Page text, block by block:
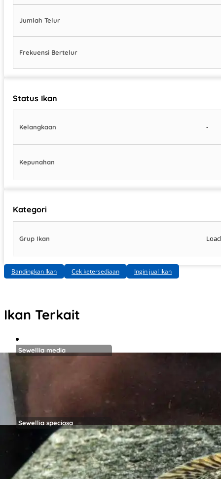
Jumlah Telur
Frekuensi Bertelur
Status Ikan
Kelangkaan -
Kepunahan
Kategori
Grup Ikan
Bandingkan Ikan Cek ketersediaan Ingin jual ikan
Ikan Terkait
Sewellia media
Sewellia speciosa